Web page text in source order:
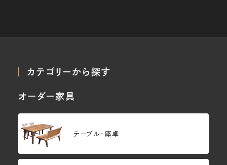
カテゴリーから探す
オーダー家具
テーブル・座卓